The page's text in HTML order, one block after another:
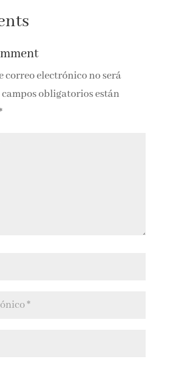
correo electrónico no será
campos obligatorios están